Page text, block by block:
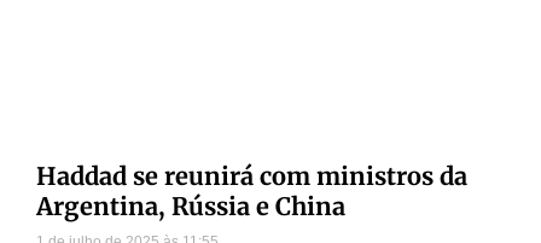
Haddad se reunirá com ministros da
Argentina, Rússia e China